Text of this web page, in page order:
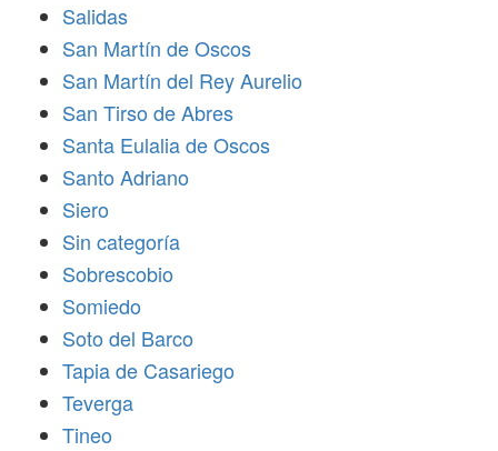
Salidas
San Martín de Oscos
San Martín del Rey Aurelio
San Tirso de Abres
Santa Eulalia de Oscos
Santo Adriano
Siero
Sin categoría
Sobrescobio
Somiedo
Soto del Barco
Tapia de Casariego
Teverga
Tineo